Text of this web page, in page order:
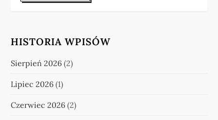
HISTORIA WPISÓW
Sierpień 2026 (2)
Lipiec 2026 (1)
Czerwiec 2026 (2)